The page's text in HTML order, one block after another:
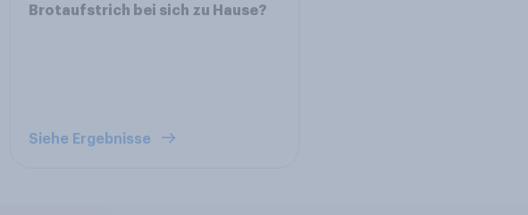
Brotaufstrich bei sich zu Hause?
Siehe Ergebnisse